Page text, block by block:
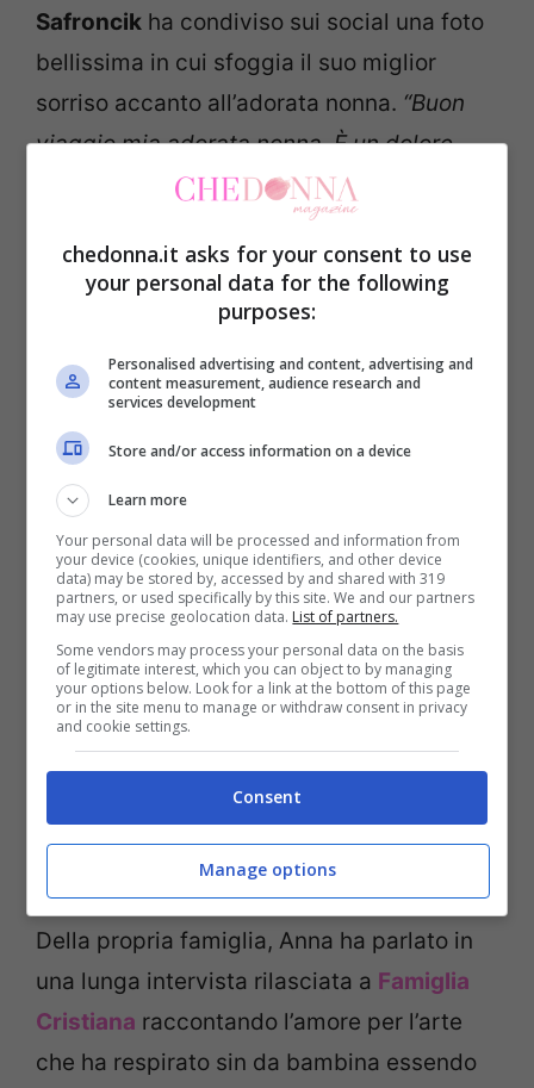
Safroncik ha condiviso sui social una foto
bellissima in cui sfoggia il suo miglior
sorriso accanto all’adorata nonna. “Buon
viaggio mia adorata nonna. È un dolore
immenso perderti… Vivrai per sempre
, si legge nella
didascalia che accompagna la foto.
fatti attendere:“Amore che dolcezza
questa foto…. Sarà sempre con te in
un’altra forma”, “Mi dispiace molto,
condoglianze”, “La mamma, la nonna, i
nostri cari avanti nell’età sono il nostro
bene piu’ prezioso”, “Mi dispiace per
questa tua perdita”, “Sarà sempre al tuo
fianco”, “La perdita di un nonno è la perdita
di un piccolo pezzo di cuore.
Condoglianze”, “Che la terra le sia lieve.
Condoglianze”, “Un abbraccio forte e
sincero”.Sono questi alcuni dei messaggi
che sta ricevendo l’attrice in queste ore.
Della propria famiglia, Anna ha parlato in
una lunga intervista rilasciata a Famiglia
Cristiana raccontando l’amore per l’arte
che ha respirato sin da bambina essendo
chedonna.it asks for your consent to use
your personal data for the following
purposes:
Personalised advertising and content, advertising and
content measurement, audience research and
services development
Store and/or access information on a device
Learn more
Your personal data will be processed and information from
your device (cookies, unique identifiers, and other device
data) may be stored by, accessed by and shared with 319
partners, or used specifically by this site. We and our partners
may use precise geolocation data. List of partners.
Some vendors may process your personal data on the basis
of legitimate interest, which you can object to by managing
your options below. Look for a link at the bottom of this page
or in the site menu to manage or withdraw consent in privacy
and cookie settings.
Consent
Manage options